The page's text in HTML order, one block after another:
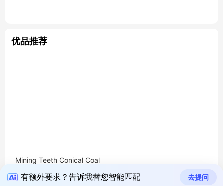
优品推荐
Mining Teeth Conical Coal
ts Recycling Tungsten Carb
有额外要求？告诉我替您智能匹配 去提问